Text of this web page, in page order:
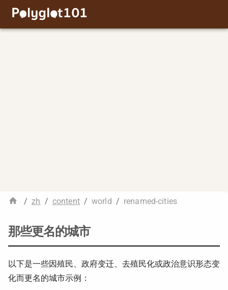
/ zh / content / world / renamed-cities
那些更名的城市
以下是一些因殖民、政府变迁、去殖民化或政治意识形态变
化而更名的城市示例：